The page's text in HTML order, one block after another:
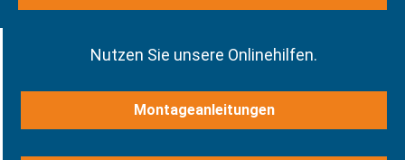
Nutzen Sie unsere Onlinehilfen.
Montageanleitungen